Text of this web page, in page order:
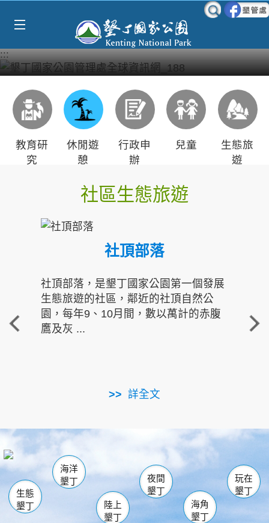
:::
教育研
究
休閒遊
憩
行政申
辦
兒童
生態旅
遊
社區生態旅遊
社頂部落
社頂部落，是墾丁國家公園第一個發展
生態旅遊的社區，鄰近的社頂自然公
園，每年9、10月間，數以萬計的赤腹
鷹及灰 ...
詳全文
重
走進
南仁湖
海生館
恆春 佳樂水
龍鑾潭自然中心 森林遊樂區
瓊麻館
關山 墾管處遊客中心
社頂公園 風吹沙
船帆石
白砂 龍磐公園
香蕉灣
砂島
鵝鑾鼻
生態
墾丁
海洋
墾丁
陸上
墾丁
夜間
墾丁
海角
墾丁
玩在
墾丁